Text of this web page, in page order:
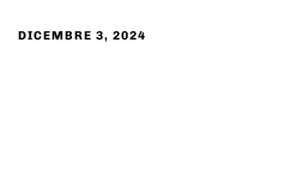
DICEMBRE 3, 2024